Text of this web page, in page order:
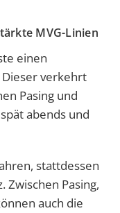
MVG-Linien
einen
Dieser verkehrt
Pasing und
abends und
stattdessen
Zwischen Pasing,
auch die